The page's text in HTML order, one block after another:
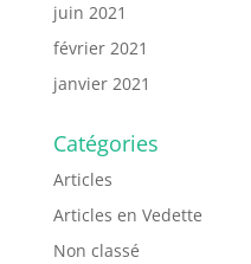
juin 2021
février 2021
janvier 2021
Catégories
Articles
Articles en Vedette
Non classé